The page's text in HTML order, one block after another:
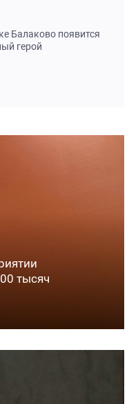
Балаково появится
герой
тысяч